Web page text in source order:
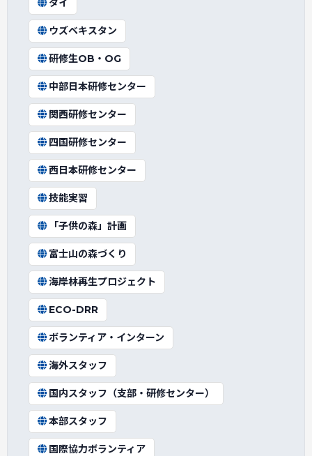
タイ
ウズベキスタン
研修生OB・OG
中部日本研修センター
関西研修センター
四国研修センター
西日本研修センター
技能実習
「子供の森」計画
富士山の森づくり
海岸林再生プロジェクト
ECO-DRR
ボランティア・インターン
海外スタッフ
国内スタッフ（支部・研修センター）
本部スタッフ
国際協力ボランティア